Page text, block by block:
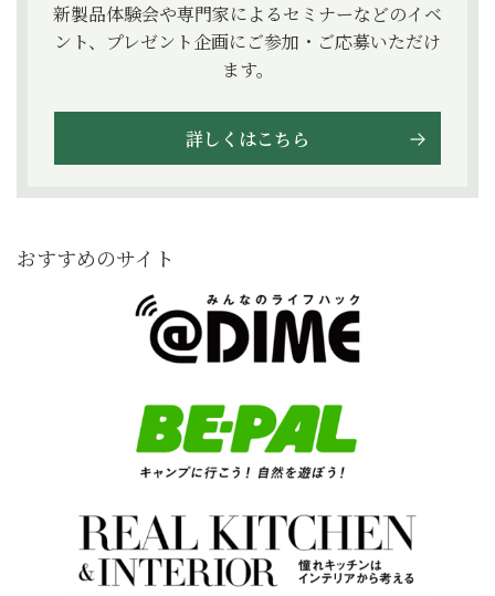
新製品体験会や専門家によるセミナーなどのイベ
ント、プレゼント企画にご参加・ご応募いただけ
ます。
詳しくはこちら
おすすめのサイト